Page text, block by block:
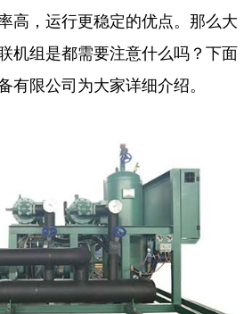
高，运行更稳定的优点。那么大
机组是都需要注意什么吗？下面
有限公司为大家详细介绍。